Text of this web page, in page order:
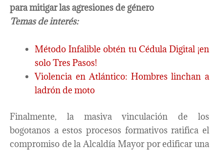
para mitigar las agresiones de género
Temas de interés:
Método Infalible obtén tu Cédula Digital ¡en
solo Tres Pasos!
Violencia en Atlántico: Hombres linchan a
ladrón de moto
Finalmente, la masiva vinculación de los
bogotanos a estos procesos formativos ratifica el
compromiso de la Alcaldía Mayor por edificar una